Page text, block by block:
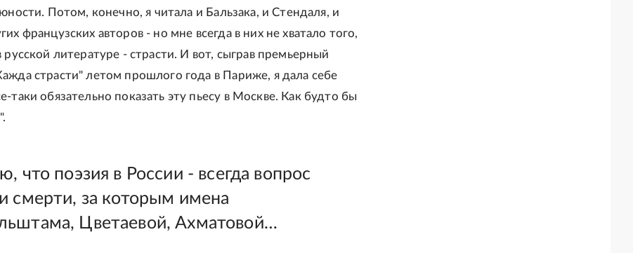
Потом, конечно, я читала и Бальзака, и Стендаля, и
французских авторов - но мне всегда в них не хватало того,
русской литературе - страсти. И вот, сыграв премьерный
страсти" летом прошлого года в Париже, я дала себе
таки обязательно показать эту пьесу в Москве. Как будто бы
что поэзия в России - всегда вопрос
смерти, за которым имена
Цветаевой, Ахматовой…